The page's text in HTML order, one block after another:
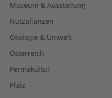
Museum & Ausstellung
Nutzpflanzen
Ökologie & Umwelt
Österreich
Permakultur
Pfalz